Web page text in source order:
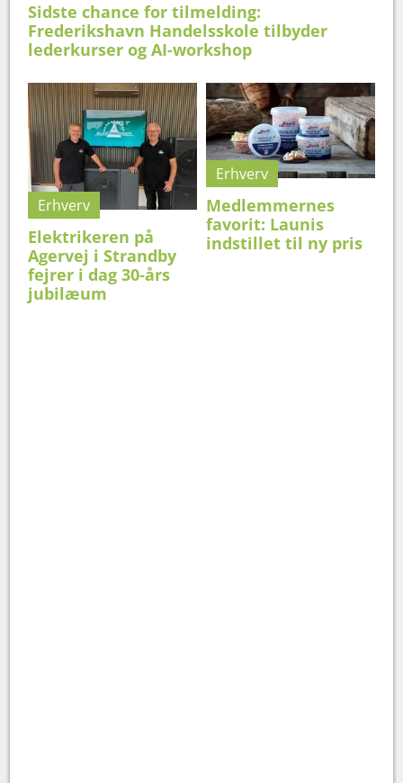
Sidste chance for tilmelding:
Frederikshavn Handelsskole tilbyder
lederkurser og AI-workshop
Erhverv
Elektrikeren på
Agervej i Strandby
fejrer i dag 30-års
jubilæum
Erhverv
Medlemmernes
favorit: Launis
indstillet til ny pris